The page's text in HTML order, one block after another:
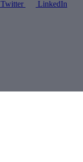
Twitter LinkedIn